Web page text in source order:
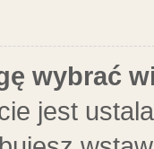
wybrać
jest